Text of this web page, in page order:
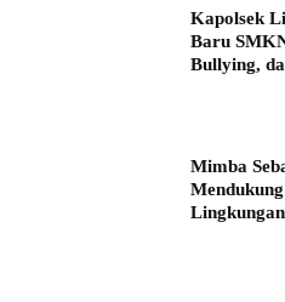
Kapolsek
Baru
Bullying,
Mimba
Lingkungan